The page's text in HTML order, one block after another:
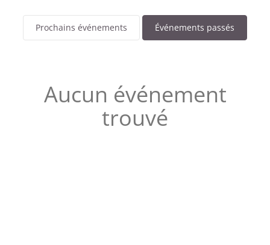
Prochains événements Événements passés
Aucun événement
trouvé